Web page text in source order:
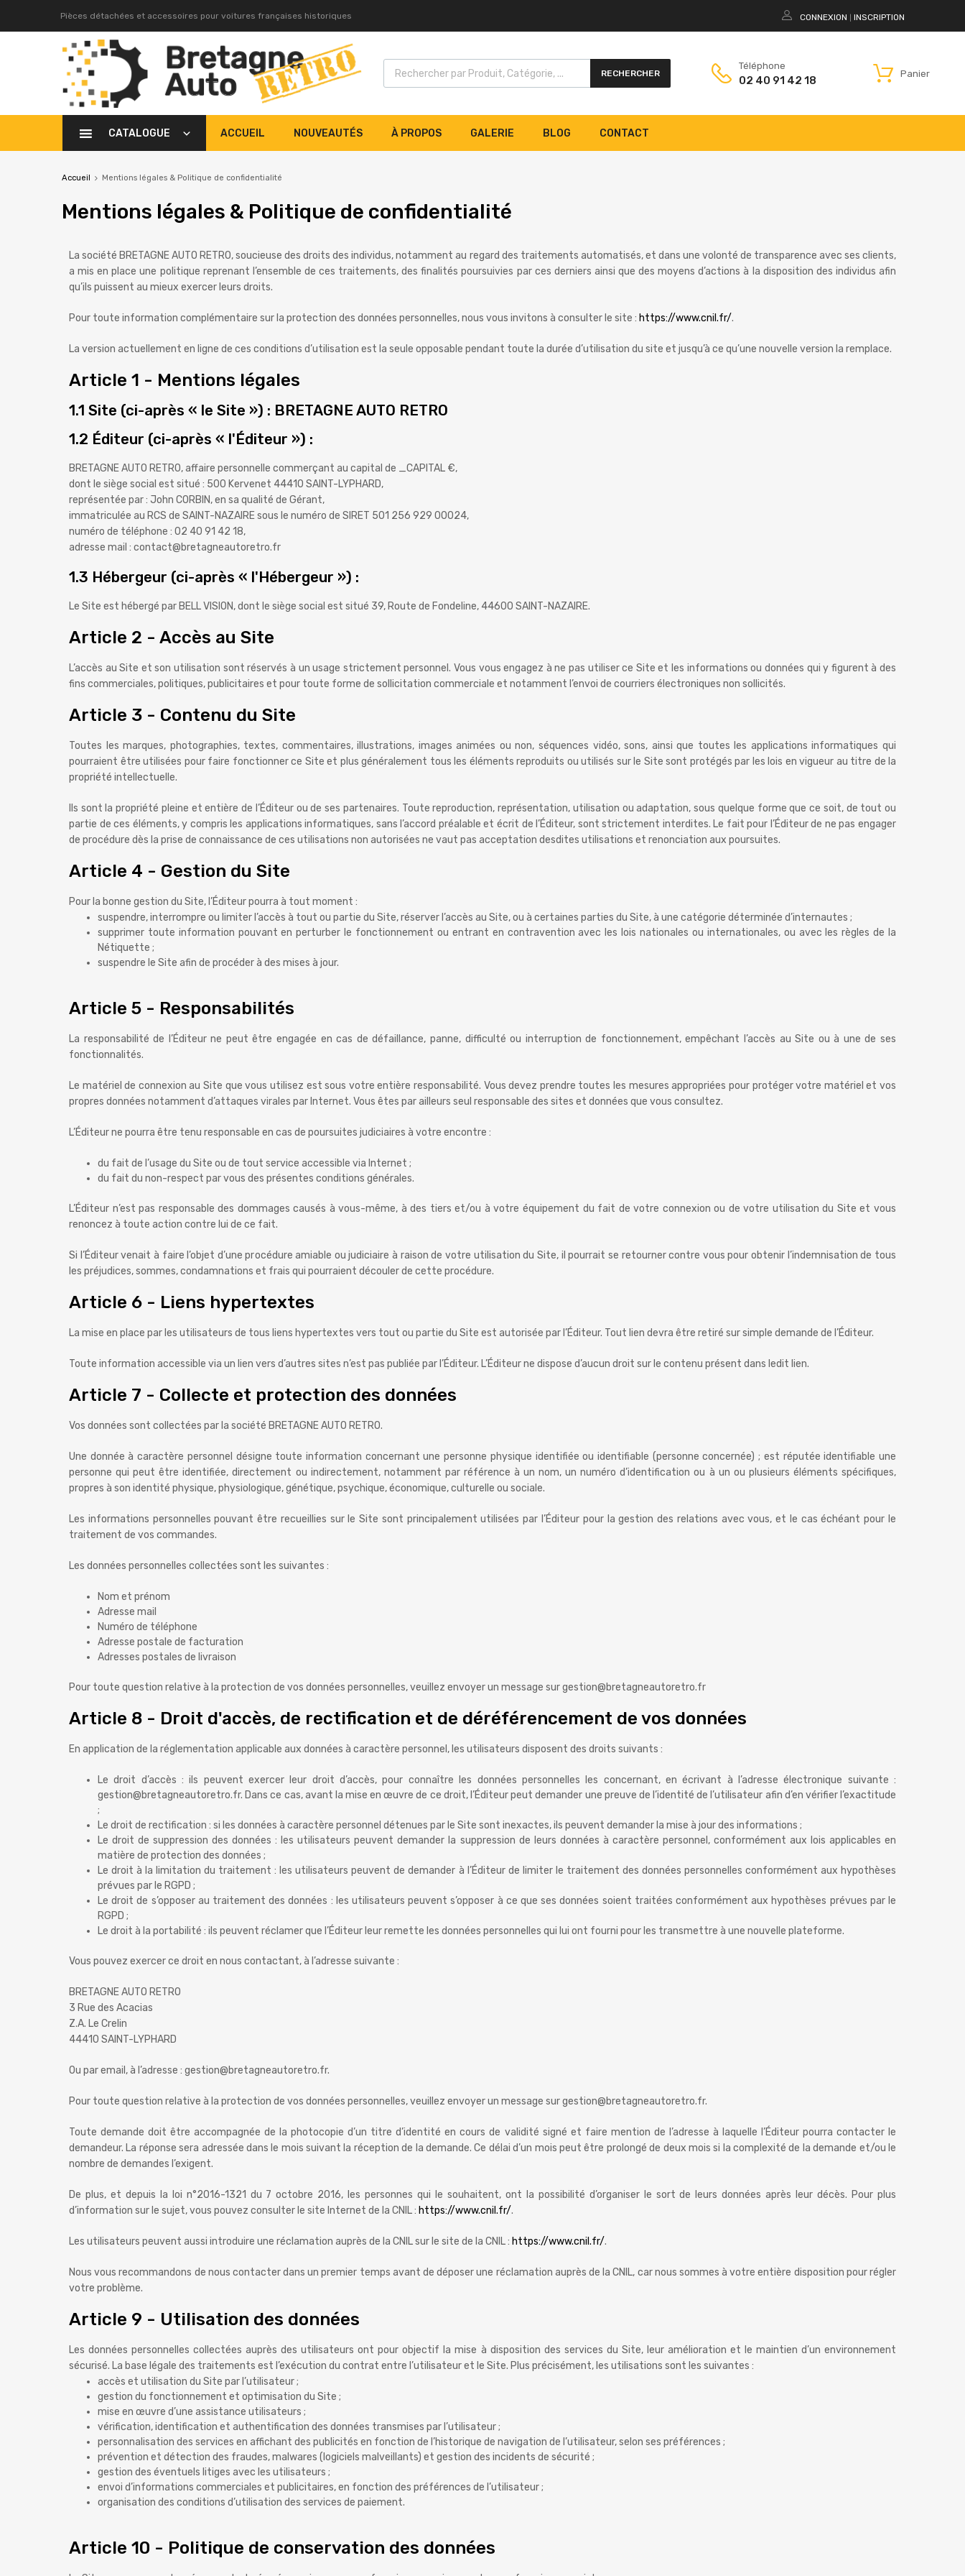
Pièces détachées et accessoires pour voitures françaises historiques CONNEXION INSCRIPTION
RECHERCHER
Téléphone
02 40 91 42 18
Panier
CATALOGUE ACCUEIL NOUVEAUTÉS À PROPOS GALERIE BLOG CONTACT
Accueil Mentions légales & Politique de confidentialité
Mentions légales & Politique de confidentialité
La société BRETAGNE AUTO RETRO, soucieuse des droits des individus, notamment au regard des traitements automatisés, et dans une volonté de transparence avec ses clients,
a mis en place une politique reprenant l’ensemble de ces traitements, des finalités poursuivies par ces derniers ainsi que des moyens d’actions à la disposition des individus afin
qu’ils puissent au mieux exercer leurs droits.
Pour toute information complémentaire sur la protection des données personnelles, nous vous invitons à consulter le site : https://www.cnil.fr/.
La version actuellement en ligne de ces conditions d’utilisation est la seule opposable pendant toute la durée d’utilisation du site et jusqu’à ce qu’une nouvelle version la remplace.
Article 1 - Mentions légales
1.1 Site (ci-après « le Site ») : BRETAGNE AUTO RETRO
1.2 Éditeur (ci-après « l'Éditeur ») :
BRETAGNE AUTO RETRO, affaire personnelle commerçant au capital de _CAPITAL €,
dont le siège social est situé : 500 Kervenet 44410 SAINT-LYPHARD,
représentée par : John CORBIN, en sa qualité de Gérant,
immatriculée au RCS de SAINT-NAZAIRE sous le numéro de SIRET 501 256 929 00024,
numéro de téléphone : 02 40 91 42 18,
adresse mail : contact@bretagneautoretro.fr
1.3 Hébergeur (ci-après « l'Hébergeur ») :
Le Site est hébergé par BELL VISION, dont le siège social est situé 39, Route de Fondeline, 44600 SAINT-NAZAIRE.
Article 2 - Accès au Site
L’accès au Site et son utilisation sont réservés à un usage strictement personnel. Vous vous engagez à ne pas utiliser ce Site et les informations ou données qui y figurent à des
fins commerciales, politiques, publicitaires et pour toute forme de sollicitation commerciale et notamment l’envoi de courriers électroniques non sollicités.
Article 3 - Contenu du Site
Toutes les marques, photographies, textes, commentaires, illustrations, images animées ou non, séquences vidéo, sons, ainsi que toutes les applications informatiques qui
pourraient être utilisées pour faire fonctionner ce Site et plus généralement tous les éléments reproduits ou utilisés sur le Site sont protégés par les lois en vigueur au titre de la
propriété intellectuelle.
Ils sont la propriété pleine et entière de l’Éditeur ou de ses partenaires. Toute reproduction, représentation, utilisation ou adaptation, sous quelque forme que ce soit, de tout ou
partie de ces éléments, y compris les applications informatiques, sans l’accord préalable et écrit de l’Éditeur, sont strictement interdites. Le fait pour l’Éditeur de ne pas engager
de procédure dès la prise de connaissance de ces utilisations non autorisées ne vaut pas acceptation desdites utilisations et renonciation aux poursuites.
Article 4 - Gestion du Site
Pour la bonne gestion du Site, l’Éditeur pourra à tout moment :
suspendre, interrompre ou limiter l’accès à tout ou partie du Site, réserver l’accès au Site, ou à certaines parties du Site, à une catégorie déterminée d’internautes ;
supprimer toute information pouvant en perturber le fonctionnement ou entrant en contravention avec les lois nationales ou internationales, ou avec les règles de la
Nétiquette ;
suspendre le Site afin de procéder à des mises à jour.
Article 5 - Responsabilités
La responsabilité de l’Éditeur ne peut être engagée en cas de défaillance, panne, difficulté ou interruption de fonctionnement, empêchant l’accès au Site ou à une de ses
fonctionnalités.
Le matériel de connexion au Site que vous utilisez est sous votre entière responsabilité. Vous devez prendre toutes les mesures appropriées pour protéger votre matériel et vos
propres données notamment d’attaques virales par Internet. Vous êtes par ailleurs seul responsable des sites et données que vous consultez.
L’Éditeur ne pourra être tenu responsable en cas de poursuites judiciaires à votre encontre :
du fait de l’usage du Site ou de tout service accessible via Internet ;
du fait du non-respect par vous des présentes conditions générales.
L’Éditeur n’est pas responsable des dommages causés à vous-même, à des tiers et/ou à votre équipement du fait de votre connexion ou de votre utilisation du Site et vous
renoncez à toute action contre lui de ce fait.
Si l’Éditeur venait à faire l’objet d’une procédure amiable ou judiciaire à raison de votre utilisation du Site, il pourrait se retourner contre vous pour obtenir l’indemnisation de tous
les préjudices, sommes, condamnations et frais qui pourraient découler de cette procédure.
Article 6 - Liens hypertextes
La mise en place par les utilisateurs de tous liens hypertextes vers tout ou partie du Site est autorisée par l’Éditeur. Tout lien devra être retiré sur simple demande de l’Éditeur.
Toute information accessible via un lien vers d’autres sites n’est pas publiée par l’Éditeur. L’Éditeur ne dispose d’aucun droit sur le contenu présent dans ledit lien.
Article 7 - Collecte et protection des données
Vos données sont collectées par la société BRETAGNE AUTO RETRO.
Une donnée à caractère personnel désigne toute information concernant une personne physique identifiée ou identifiable (personne concernée) ; est réputée identifiable une
personne qui peut être identifiée, directement ou indirectement, notamment par référence à un nom, un numéro d’identification ou à un ou plusieurs éléments spécifiques,
propres à son identité physique, physiologique, génétique, psychique, économique, culturelle ou sociale.
Les informations personnelles pouvant être recueillies sur le Site sont principalement utilisées par l’Éditeur pour la gestion des relations avec vous, et le cas échéant pour le
traitement de vos commandes.
Les données personnelles collectées sont les suivantes :
Nom et prénom
Adresse mail
Numéro de téléphone
Adresse postale de facturation
Adresses postales de livraison
Pour toute question relative à la protection de vos données personnelles, veuillez envoyer un message sur gestion@bretagneautoretro.fr
Article 8 - Droit d'accès, de rectification et de déréférencement de vos données
En application de la réglementation applicable aux données à caractère personnel, les utilisateurs disposent des droits suivants :
Le droit d’accès : ils peuvent exercer leur droit d’accès, pour connaître les données personnelles les concernant, en écrivant à l’adresse électronique suivante :
gestion@bretagneautoretro.fr. Dans ce cas, avant la mise en œuvre de ce droit, l’Éditeur peut demander une preuve de l’identité de l’utilisateur afin d’en vérifier l’exactitude
;
Le droit de rectification : si les données à caractère personnel détenues par le Site sont inexactes, ils peuvent demander la mise à jour des informations ;
Le droit de suppression des données : les utilisateurs peuvent demander la suppression de leurs données à caractère personnel, conformément aux lois applicables en
matière de protection des données ;
Le droit à la limitation du traitement : les utilisateurs peuvent de demander à l’Éditeur de limiter le traitement des données personnelles conformément aux hypothèses
prévues par le RGPD ;
Le droit de s’opposer au traitement des données : les utilisateurs peuvent s’opposer à ce que ses données soient traitées conformément aux hypothèses prévues par le
RGPD ;
Le droit à la portabilité : ils peuvent réclamer que l’Éditeur leur remette les données personnelles qui lui ont fourni pour les transmettre à une nouvelle plateforme.
Vous pouvez exercer ce droit en nous contactant, à l’adresse suivante :
BRETAGNE AUTO RETRO
3 Rue des Acacias
Z.A. Le Crelin
44410 SAINT-LYPHARD
Ou par email, à l’adresse : gestion@bretagneautoretro.fr.
Pour toute question relative à la protection de vos données personnelles, veuillez envoyer un message sur gestion@bretagneautoretro.fr.
Toute demande doit être accompagnée de la photocopie d’un titre d’identité en cours de validité signé et faire mention de l’adresse à laquelle l’Éditeur pourra contacter le
demandeur. La réponse sera adressée dans le mois suivant la réception de la demande. Ce délai d’un mois peut être prolongé de deux mois si la complexité de la demande et/ou le
nombre de demandes l’exigent.
De plus, et depuis la loi n°2016-1321 du 7 octobre 2016, les personnes qui le souhaitent, ont la possibilité d’organiser le sort de leurs données après leur décès. Pour plus
d’information sur le sujet, vous pouvez consulter le site Internet de la CNIL : https://www.cnil.fr/.
Les utilisateurs peuvent aussi introduire une réclamation auprès de la CNIL sur le site de la CNIL : https://www.cnil.fr/.
Nous vous recommandons de nous contacter dans un premier temps avant de déposer une réclamation auprès de la CNIL, car nous sommes à votre entière disposition pour régler
votre problème.
Article 9 - Utilisation des données
Les données personnelles collectées auprès des utilisateurs ont pour objectif la mise à disposition des services du Site, leur amélioration et le maintien d’un environnement
sécurisé. La base légale des traitements est l’exécution du contrat entre l’utilisateur et le Site. Plus précisément, les utilisations sont les suivantes :
accès et utilisation du Site par l’utilisateur ;
gestion du fonctionnement et optimisation du Site ;
mise en œuvre d’une assistance utilisateurs ;
vérification, identification et authentification des données transmises par l’utilisateur ;
personnalisation des services en affichant des publicités en fonction de l’historique de navigation de l’utilisateur, selon ses préférences ;
prévention et détection des fraudes, malwares (logiciels malveillants) et gestion des incidents de sécurité ;
gestion des éventuels litiges avec les utilisateurs ;
envoi d’informations commerciales et publicitaires, en fonction des préférences de l’utilisateur ;
organisation des conditions d’utilisation des services de paiement.
Article 10 - Politique de conservation des données